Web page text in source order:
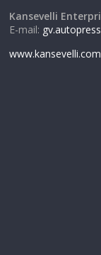
Kansevelli
E-mail:
www.kansevelli.com